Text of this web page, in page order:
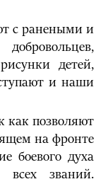
с ранеными и
детей,
и наши
как позволяют
на фронте
боевого духа
всех званий.